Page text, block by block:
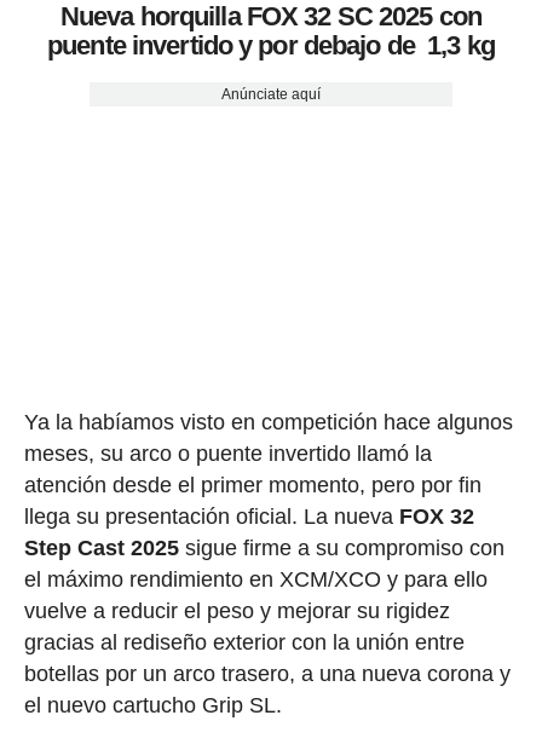
Nueva horquilla FOX 32 SC 2025 con
puente invertido y por debajo de 1,3 kg
Anúnciate aquí
Ya la habíamos visto en competición hace algunos
meses, su arco o puente invertido llamó la
atención desde el primer momento, pero por fin
llega su presentación oficial. La nueva FOX 32
Step Cast 2025sigue firme a su compromiso con
el máximo rendimiento en XCM/XCO y para ello
vuelve a reducir el peso y mejorar su rigidez
gracias al rediseño exterior con la unión entre
botellas por un arco trasero, a una nueva corona y
el nuevo cartucho Grip SL.